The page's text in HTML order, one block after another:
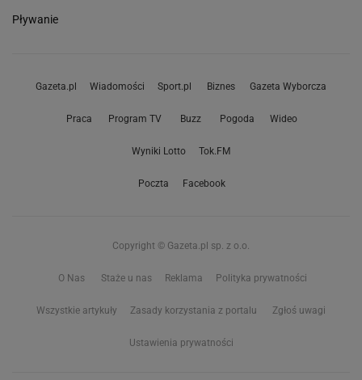
Pływanie
Gazeta.pl Wiadomości Sport.pl Biznes Gazeta Wyborcza
Praca Program TV Buzz Pogoda Wideo
Wyniki Lotto Tok.FM
Poczta Facebook
Copyright © Gazeta.pl sp. z o.o.
O Nas Staże u nas Reklama Polityka prywatności
Wszystkie artykuły Zasady korzystania z portalu Zgłoś uwagi
Ustawienia prywatności